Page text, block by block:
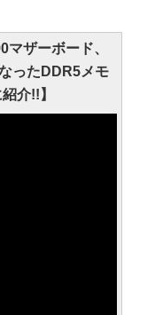
マザーボード、
ったDDR5メモ
介!!】